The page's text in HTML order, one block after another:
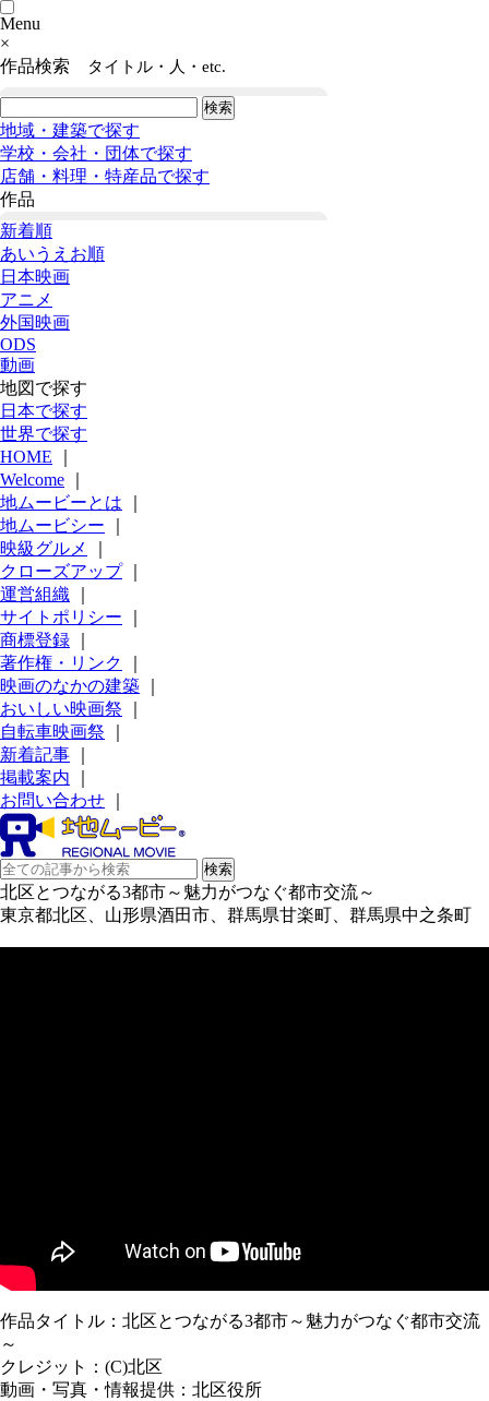
Menu
×
作品検索
タイトル・人・etc.
地域・建築で探す
学校・会社・団体で探す
店舗・料理・特産品で探す
作品
新着順
あいうえお順
日本映画
アニメ
外国映画
ODS
動画
地図で探す
日本で探す
世界で探す
HOME
Welcome
地ムービーとは
地ムービシー
映級グルメ
クローズアップ｜
運営組織
サイトポリシー
商標登録
著作権・リンク
映画のなかの建築
おいしい映画祭
自転車映画祭
新着記事
掲載案内
お問い合わせ
北区とつながる3都市～魅力がつなぐ都市交流～
東京都北区、山形県酒田市、群馬県甘楽町、群馬県中之条町
作品タイトル：北区とつながる3都市～魅力がつなぐ都市交流
～
クレジット：(C)北区
動画・写真・情報提供：北区役所